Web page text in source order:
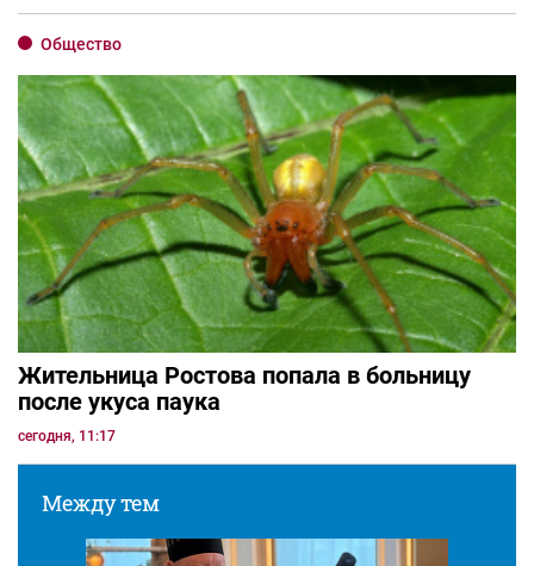
Общество
Жительница Ростова попала в больницу
после укуса паука
сегодня, 11:17
Между тем